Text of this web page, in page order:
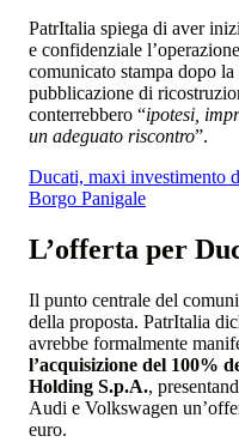
PatrItalia spiega di aver
e confidenziale
comunicato stampa dopo
pubblicazione di
conterrebbero “ipotesi,
un adeguato riscontro”.
Ducati, maxi investimento
Borgo Panigale
L’offerta per
Il punto centrale del
della proposta. PatrItalia
avrebbe formalmente
l’acquisizione del 100%
Holding S.p.A.,
Audi e Volkswagen
euro.